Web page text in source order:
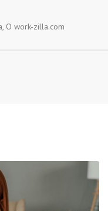
, О work-zilla.com